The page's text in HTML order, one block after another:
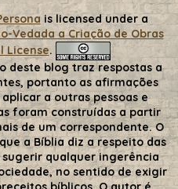
is licensed under a
Vedada a Criação de Obras
License.
deste blog traz respostas a
portanto as afirmações
a outras pessoas e
foram construídas a partir
de um correspondente. O
a Bíblia diz a respeito das
qualquer ingerência
no sentido de exigir